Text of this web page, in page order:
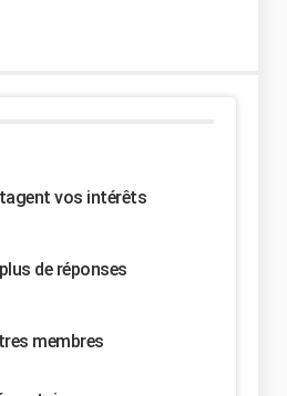
vos intérêts
de réponses
membres